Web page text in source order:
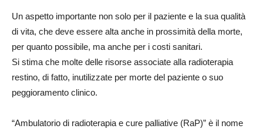
Un aspetto importante non solo per il paziente e la sua qualità
di vita, che deve essere alta anche in prossimità della morte,
per quanto possibile, ma anche per i costi sanitari.
Si stima che molte delle risorse associate alla radioterapia
restino, di fatto, inutilizzate per morte del paziente o suo
peggioramento clinico.
“Ambulatorio di radioterapia e cure palliative (RaP)” è il nome